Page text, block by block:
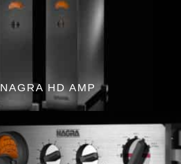
NAGRA HD AMP